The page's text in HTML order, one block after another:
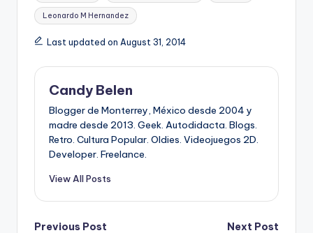
Leonardo M Hernandez
Last updated on August 31, 2014
Candy Belen
Blogger de Monterrey, México desde 2004 y
madre desde 2013. Geek. Autodidacta. Blogs.
Retro. Cultura Popular. Oldies. Videojuegos 2D.
Developer. Freelance.
View All Posts
Previous Post
Next Post